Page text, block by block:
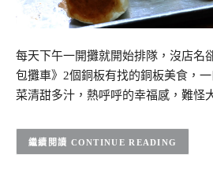
每天下午一開攤就開始排隊，沒店名
包攤車》2個銅板有找的銅板美食，
菜清甜多汁，熱呼呼的幸福感，難怪
CONTINUE READING